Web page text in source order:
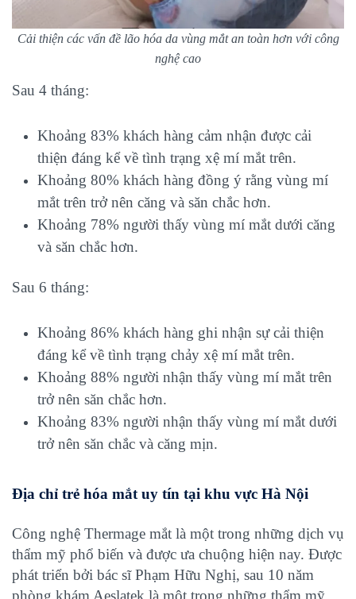
Cải thiện các vấn đề lão hóa da vùng mắt an toàn hơn với công
nghệ cao
Sau 4 tháng:
Khoảng 83% khách hàng cảm nhận được cải
thiện đáng kể về tình trạng xệ mí mắt trên.
Khoảng 80% khách hàng đồng ý rằng vùng mí
mắt trên trở nên căng và săn chắc hơn.
Khoảng 78% người thấy vùng mí mắt dưới căng
và săn chắc hơn.
Sau 6 tháng:
Khoảng 86% khách hàng ghi nhận sự cải thiện
đáng kể về tình trạng chảy xệ mí mắt trên.
Khoảng 88% người nhận thấy vùng mí mắt trên
trở nên săn chắc hơn.
Khoảng 83% người nhận thấy vùng mí mắt dưới
trở nên săn chắc và căng mịn.
Địa chỉ trẻ hóa mắt uy tín tại khu vực Hà Nội
Công nghệ Thermage mắt là một trong những dịch vụ
thẩm mỹ phổ biến và được ưa chuộng hiện nay. Được
phát triển bởi bác sĩ Phạm Hữu Nghị, sau 10 năm
phòng khám Aeslatek là một trong những thẩm mỹ